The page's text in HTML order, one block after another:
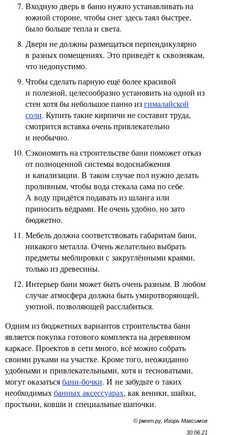
Входную дверь в баню нужно устанавливать на
южной стороне, чтобы снег здесь таял быстрее,
было больше тепла и света.
Двери не должны размещаться перпендикулярно
в разных помещениях. Это приведёт к сквознякам,
что недопустимо.
Чтобы сделать парную ещё более красивой
и полезной, целесообразно установить на одной из
стен хотя бы небольшое панно изгималайской
соли. Купить такие кирпичи не составит труда,
смотрится вставка очень привлекательно
и необычно.
Сэкономить на строительстве бани поможет отказ
от полноценной системы водоснабжения
и канализации. В таком случае пол нужно делать
проливным, чтобы вода стекала сама по себе.
А воду придётся подавать из шланга или
приносить вёдрами. Не очень удобно, но зато
бюджетно.
Мебель должна соответствовать габаритам бани,
никакого металла. Очень желательно выбрать
предметы меблировки с закруглёнными краями,
только из древесины.
Интерьер бани может быть очень разным. В любом
случае атмосфера должна быть умиротворяющей,
уютной, позволяющей расслабиться.
Одним из бюджетных вариантов строительства бани
является покупка готового комплекта на деревянном
каркасе. Проектов в сети много, всё можно собрать
своими руками на участке. Кроме того, неожиданно
удобными и привлекательными, хотя и тесноватыми,
могут оказатьсябани-бочки. И не забудьте о таких
необходимыхбанных аксессуарах, как веники, шайки,
простыни, ковши и специальные шапочки.
© рмнт.ру, Игорь Максимов
30.06.21